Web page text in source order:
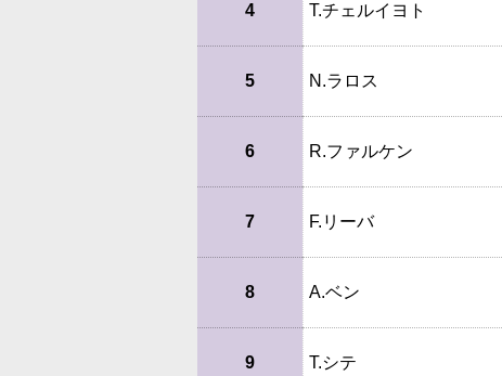
4 T.チェルイヨト
5 N.ラロス
6 R.ファルケン
7 F.リーバ
8 A.ベン
9 T.シテ